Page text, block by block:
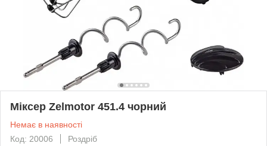
Міксер Zelmotor 451.4 чорний
Немає в наявності
Код: 20006
Роздріб